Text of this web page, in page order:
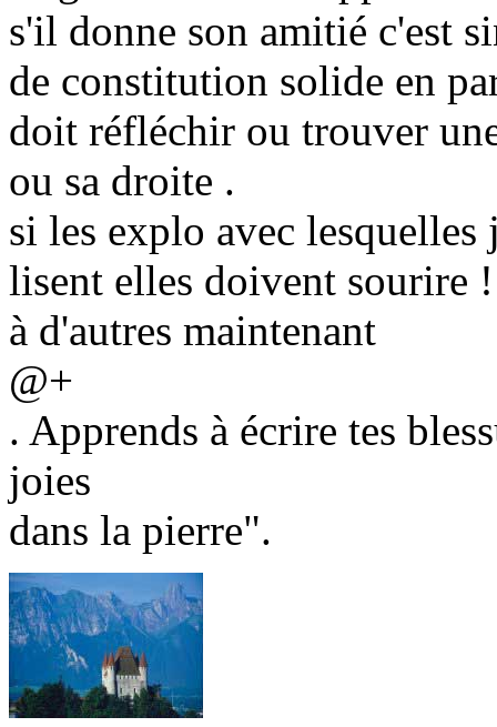
s'il donne son amitié c'est
de constitution solide en
doit réfléchir ou trouver
ou sa droite .
si les explo avec lesquelles
lisent elles doivent sourire !
à d'autres maintenant
@+
. Apprends à écrire tes
joies
dans la pierre".